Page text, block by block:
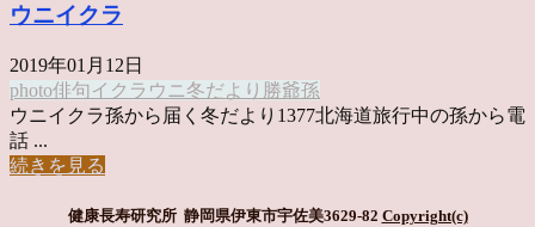
ウニイクラ
2019年01月12日
photo俳句イクラ ウニ冬だより 勝爺孫
ウニイクラ孫から届く冬だより1377北海道旅行中の孫から電
話 ...
続きを見る
健康長寿研究所 静岡県伊東市宇佐美3629-82 Copyright(c)